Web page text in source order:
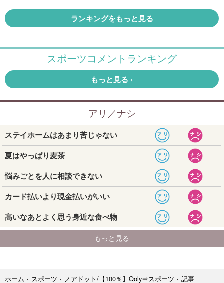
ランキングをもっと見る
ホーム › スポーツ › ノアドット/【100％】Qoly⇒スポーツ › 記事